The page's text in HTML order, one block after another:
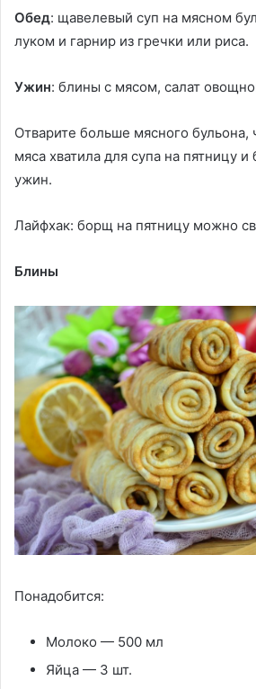
Обед: щавелевый суп на мясном
луком и гарнир из гречки или риса.
Ужин: блины с мясом, салат
Отварите больше мясного бульона,
мяса хватила для супа на пятницу
ужин.
Лайфхак: борщ на пятницу можно
Блины
Понадобится:
Молоко — 500 мл
Яйца — 3 шт.